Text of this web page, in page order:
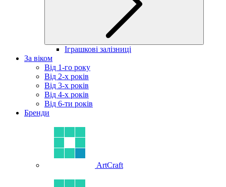
Іграшкові залізниці
За віком
Від 1-го року
Від 2-х років
Від 3-х років
Від 4-х років
Від 6-ти років
Бренди
ArtCraft